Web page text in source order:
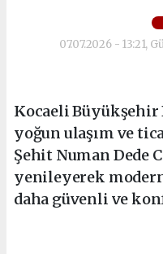
07.07.2026 - 13:21,
Kocaeli Büyükşehir
yoğun ulaşım ve
Şehit Numan Dede
yenileyerek
daha güvenli ve